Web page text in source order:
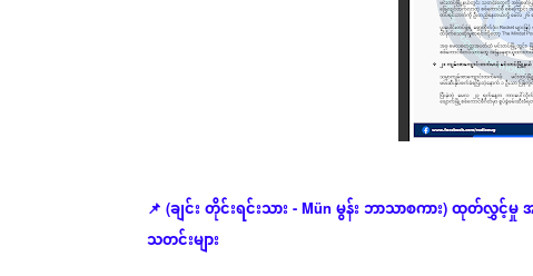
📌 (ချင်းတိုင်းရင်းသား - Mün မွန်းဘာသာစကား) ထုတ်လွှင့်မှု
သတင်းများ